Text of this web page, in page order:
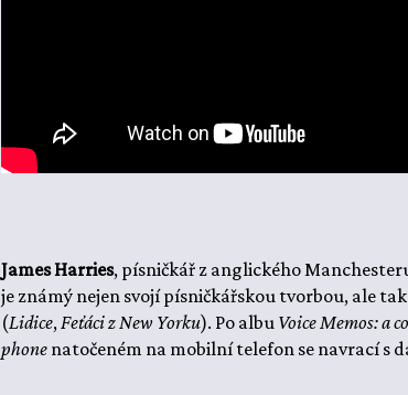
James Harries, písničkář z anglického
je známý nejen svojí písničkářskou tvorbou, ale
(Lidice,Feťáci z New Yorku). Po albu Voice Memos: a
phone natočeném na mobilní telefon se navrací s